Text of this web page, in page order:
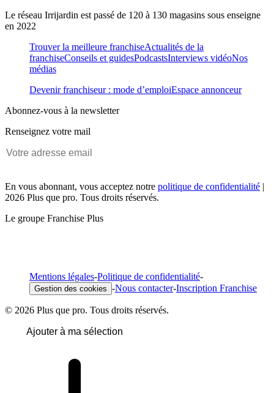
Le réseau Irrijardin est passé de 120 à 130 magasins sous enseigne
en 2022
Trouver la meilleure franchiseActualités de la
franchiseConseils et guidesPodcastsInterviews vidéoNos
médias
Devenir franchiseur : mode d’emploiEspace annonceur
Abonnez-vous à la newsletter
Renseignez votre mail
En vous abonnant, vous acceptez notre politique de confidentialité
2026 Plus que pro. Tous droits réservés.
Le groupe Franchise Plus
Mentions légales-Politique de confidentialité-
Gestion des cookies -Nous contacter-Inscription Franchise
© 2026 Plus que pro. Tous droits réservés.
Ajouter à ma sélection